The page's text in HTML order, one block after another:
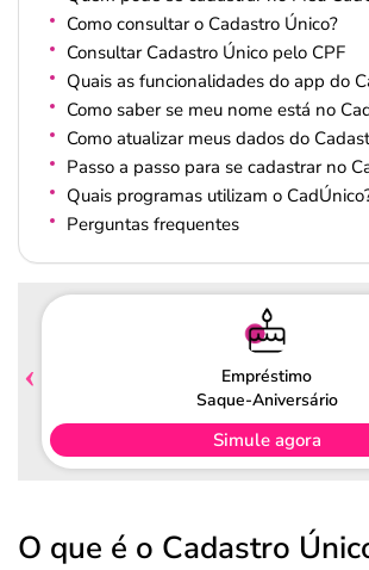
Como consultar o Cadastro Único?
Consultar Cadastro Único pelo CPF
Quais as funcionalidades do app do
Como saber se meu nome está no
Como atualizar meus dados do
Passo a passo para se cadastrar no
Quais programas utilizam o
Perguntas frequentes
Empréstimo
Saque-Aniversário
Simule agora
O que é o Cadastro